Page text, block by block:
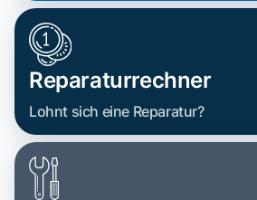
Reparaturrechner
Lohnt sich eine Reparatur?